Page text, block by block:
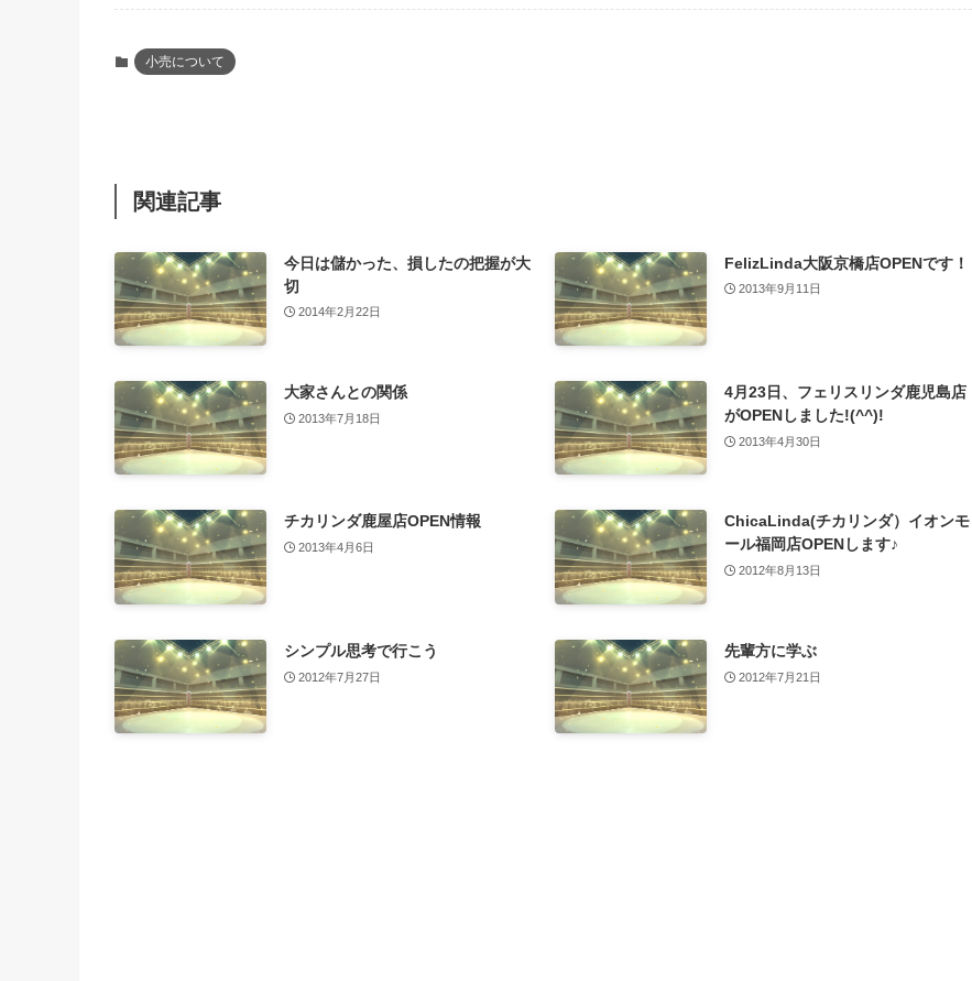
小売について
関連記事
今日は儲かった、損したの把握が大
切
2014年2月22日
FelizLinda大阪京橋店OPENです！
2013年9月11日
大家さんとの関係
2013年7月18日
4月23日、フェリスリンダ鹿児島店
がOPENしました!(^^)!
2013年4月30日
チカリンダ鹿屋店OPEN情報
2013年4月6日
ChicaLinda(チカリンダ）イオンモ
ール福岡店OPENします♪
2012年8月13日
シンプル思考で行こう
2012年7月27日
先輩方に学ぶ
2012年7月21日